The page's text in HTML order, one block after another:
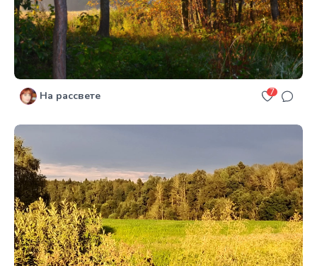
На рассвете 7